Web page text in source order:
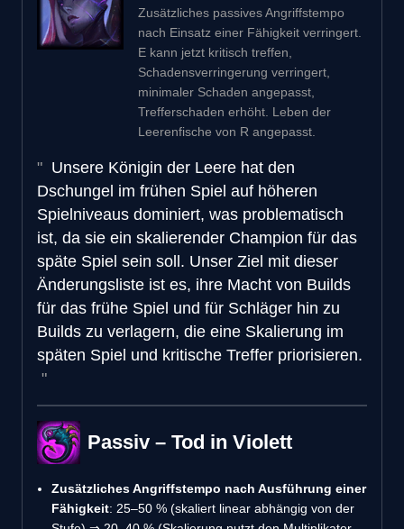
Zusätzliches passives Angriffstempo
nach Einsatz einer Fähigkeit verringert.
E kann jetzt kritisch treffen,
Schadensverringerung verringert,
minimaler Schaden angepasst,
Trefferschaden erhöht. Leben der
Leerenfische von R angepasst.
Unsere Königin der Leere hat den
Dschungel im frühen Spiel auf höheren
Spielniveaus dominiert, was problematisch
ist, da sie ein skalierender Champion für das
späte Spiel sein soll. Unser Ziel mit dieser
Änderungsliste ist es, ihre Macht von Builds
für das frühe Spiel und für Schläger hin zu
Builds zu verlagern, die eine Skalierung im
späten Spiel und kritische Treffer priorisieren.
Passiv – Tod in Violett
Zusätzliches Angriffstempo nach Ausführung einer
Fähigkeit: 25–50 % (skaliert linear abhängig von der